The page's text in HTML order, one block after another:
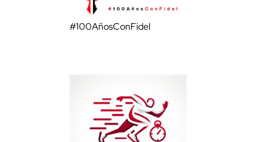
#100AñosConFidel